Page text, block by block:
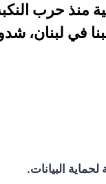
في لبنان، شدو
البيانات.